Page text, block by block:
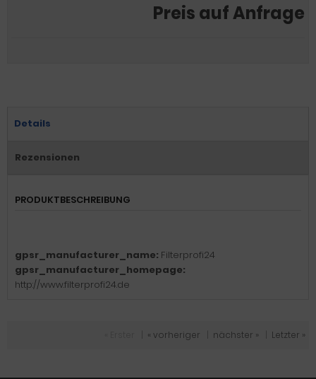
Preis auf Anfrage
Details
Rezensionen
PRODUKTBESCHREIBUNG
gpsr_manufacturer_name: Filterprofi24
gpsr_manufacturer_homepage:
http://www.filterprofi24.de
« vorheriger nächster » Letzter »